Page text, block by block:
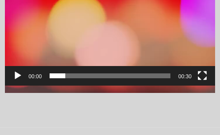
00:00 00:30